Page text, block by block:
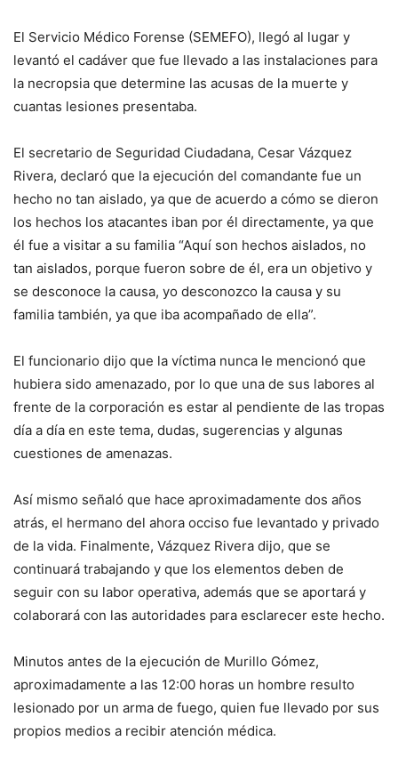
El Servicio Médico Forense (SEMEFO), llegó al lugar y
levantó el cadáver que fue llevado a las instalaciones para
la necropsia que determine las acusas de la muerte y
cuantas lesiones presentaba.
El secretario de Seguridad Ciudadana, Cesar Vázquez
Rivera, declaró que la ejecución del comandante fue un
hecho no tan aislado, ya que de acuerdo a cómo se dieron
los hechos los atacantes iban por él directamente, ya que
él fue a visitar a su familia “Aquí son hechos aislados, no
tan aislados, porque fueron sobre de él, era un objetivo y
se desconoce la causa, yo desconozco la causa y su
familia también, ya que iba acompañado de ella”.
El funcionario dijo que la víctima nunca le mencionó que
hubiera sido amenazado, por lo que una de sus labores al
frente de la corporación es estar al pendiente de las tropas
día a día en este tema, dudas, sugerencias y algunas
cuestiones de amenazas.
Así mismo señaló que hace aproximadamente dos años
atrás, el hermano del ahora occiso fue levantado y privado
de la vida. Finalmente, Vázquez Rivera dijo, que se
continuará trabajando y que los elementos deben de
seguir con su labor operativa, además que se aportará y
colaborará con las autoridades para esclarecer este hecho.
Minutos antes de la ejecución de Murillo Gómez,
aproximadamente a las 12:00 horas un hombre resulto
lesionado por un arma de fuego, quien fue llevado por sus
propios medios a recibir atención médica.